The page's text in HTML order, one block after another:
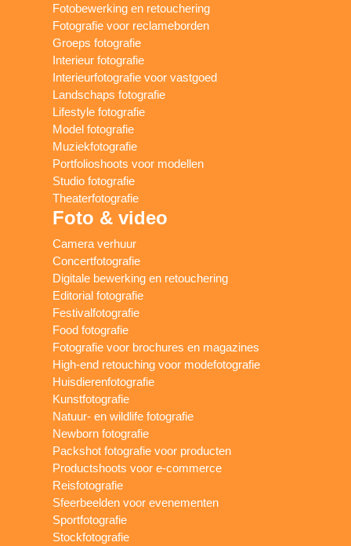
Fotobewerking en retouchering
Fotografie voor reclameborden
Groeps fotografie
Interieur fotografie
Interieurfotografie voor vastgoed
Landschaps fotografie
Lifestyle fotografie
Model fotografie
Muziekfotografie
Portfolioshoots voor modellen
Studio fotografie
Theaterfotografie
Foto & video
Camera verhuur
Concertfotografie
Digitale bewerking en retouchering
Editorial fotografie
Festivalfotografie
Food fotografie
Fotografie voor brochures en magazines
High-end retouching voor modefotografie
Huisdierenfotografie
Kunstfotografie
Natuur- en wildlife fotografie
Newborn fotografie
Packshot fotografie voor producten
Productshoots voor e-commerce
Reisfotografie
Sfeerbeelden voor evenementen
Sportfotografie
Stockfotografie